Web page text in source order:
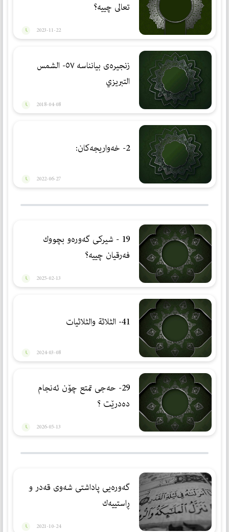
تعالى چییە؟
2023-11-22
زنجیرەی بیانناسە ٥٧- الشمس
التبریزي
2018-04-08
2- خەواریجەكان:
2022-06-27
19 - شیركی گەورەو بچووك
فەرقیان چییە؟
2025-02-13
41- الثلاثة والثلاثيات
2024-03-08
29- حەجی تمتع چۆن ئەنجام
دەدرێت ؟
2026-05-13
گەورەیی پاداشتی شەوی قەدر و
ڕاستییەك
2021-10-24